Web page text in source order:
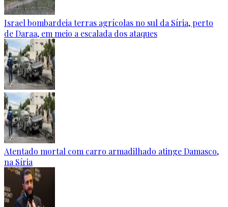
Israel bombardeia terras agrícolas no sul da Síria, perto
de Daraa, em meio a escalada dos ataques
Atentado mortal com carro armadilhado atinge Damasco,
na Síria